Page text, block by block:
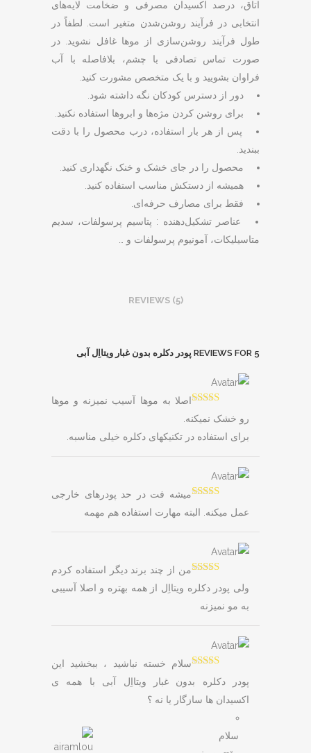
اتاق، درصد اکسیدان مصرفی و ضخامت لایه‌های
انتخابی در فرآیند روشن‌شدن متغیر است. لطفاً در
طول فرآیند روشن‌سازی از موها غافل نشوید. در
صورت تماس تصادفی با چشم، بلافاصله با آب
فراوان بشویید و با یک متخصص مشورت کنید.
دور از دسترس کودکان نگه داشته شود.
برای روشن کردن مژه‌ها و ابروها استفاده نکنید.
پس از هر بار استفاده، درب محصول را با دقت
ببندید.
محصول را در جای خشک و خنک نگهداری کنید.
همیشه از دستکش مناسب استفاده کنید.
فقط برای مصارف حرفه‌ای.
عناصر تشکیل‌دهنده : پتاسیم پرسولفات، سدیم
متاسیلیکات، آمونیوم پرسولفات و …
REVIEWS (5)
5 REVIEWS FOR پودر دکلره بدون غبار ویتااِل آبی
Rated
of 5
اصلا به موها آسیب نمیزنه و موها
رو خشک نمیکنه.
برای استفاده در تکنیکهای دکلره خیلی مناسبه.
Rated
out
of 5
میشه فت در حد پودرهای خارجی
عمل میکنه. البته مهارت استفاده هم مهمه
Rated
out
of 5
من از چند برند دیگر استفاده کردم
ولی پودر دکلره ویتااِل از همه بهتره و اصلا آسیبی
به مو نمیزنه
Rated
of 5
سلام خسته نباشید ، ببخشید این
پودر دکلره بدون غبار ویتااِل آبی با همه ی
اکسیدان ها سازگار یا نه ؟
سلام